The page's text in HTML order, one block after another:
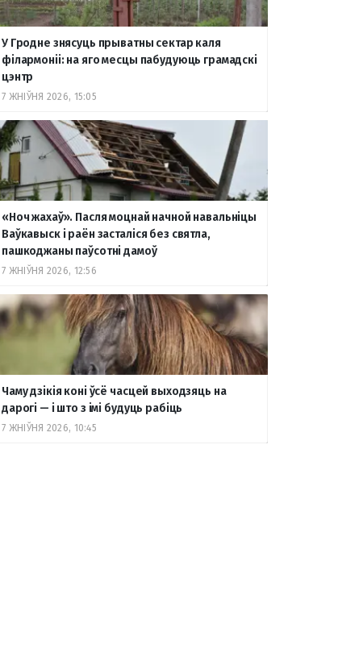
У Гродне знясуць прыватны сектар каля
філармоніі: на яго месцы пабудуюць грамадскі
цэнтр
7 ЖНІЎНЯ 2026, 15:05
«Ноч жахаў». Пасля моцнай начной навальніцы
Ваўкавыск і раён засталіся без святла,
пашкоджаны паўсотні дамоў
7 ЖНІЎНЯ 2026, 12:56
Чаму дзікія коні ўсё часцей выходзяць на
дарогі — і што з імі будуць рабіць
7 ЖНІЎНЯ 2026, 10:45